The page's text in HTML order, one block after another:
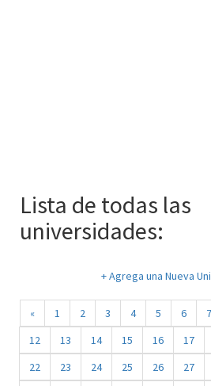
Lista de todas las
universidades:
+ Agrega una Nueva
« 1 2 3 4 5 6 7
12
13 14 15 16 17
22
23 24 25 26 27